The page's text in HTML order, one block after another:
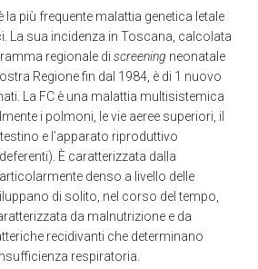
la più frequente malattia genetica letale
La sua incidenza in Toscana, calcolata
regionale di screening neonatale
Regione fin dal 1984, è di 1 nuovo
La FC è una malattia multisistemica
i polmoni, le vie aeree superiori, il
e l’apparato riproduttivo
È caratterizzata dalla
denso a livello delle
di solito, nel corso del tempo,
da malnutrizione e da
recidivanti che determinano
respiratoria.